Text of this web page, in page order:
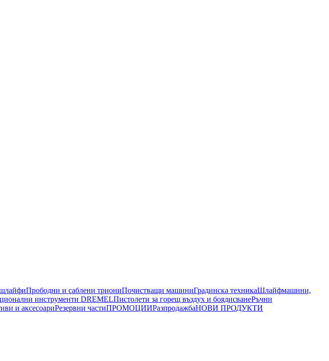
Прободни и саблени триониПочистващи машиниГрадинска техникаШлайфмашини,
инструменти DREMELПистолети за горещ въздух и боядисванеРъчни
и аксесоариРезервни частиПРОМОЦИИРазпродажбаНОВИ ПРОДУКТИ